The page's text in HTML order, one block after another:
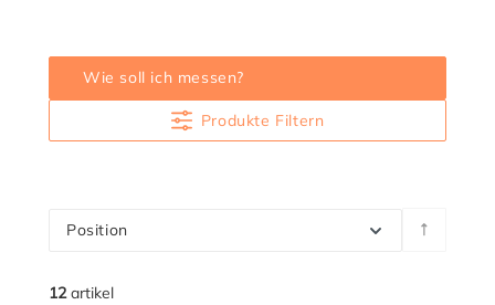
Modell? Alle Abdeckunge...
Wie soll ich messen?
Produkte Filtern
Position
12artikel